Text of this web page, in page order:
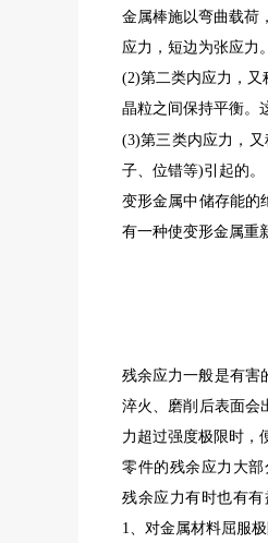
金属棒施以弯曲载荷
应力，短边为张应力
(2)第二类内应力，
晶粒之间保持平衡。
(3)第三类内应力，
子、位错等)引起的。
变形金属中储存能的
有一种使变形金属重
残余应力一般是有害
淬火、磨削后表面会
力超过强度极限时，
零件的残余应力大部
残余应力有时也有
1、对金属材料屈服